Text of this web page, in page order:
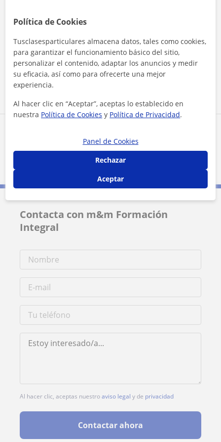
L Leyre Amichis
la mejor. Atención personalizada con apoyo tanto
educativo como psicológico. Ayuda a la mejora de
resultados académicos y a la maduración
personal.
Ver más
Profesor verificado
Contacta con m&m Formación
Integral
Al hacer clic, aceptas nuestroaviso legal y de privacidad
Contactar ahora
Política de Cookies
Tusclasesparticulares almacena datos, tales como cookies,
para garantizar el funcionamiento básico del sitio,
personalizar el contenido, adaptar los anuncios y medir
su eficacia, así como para ofrecerte una mejor
experiencia.
Al hacer clic en “Aceptar”, aceptas lo establecido en
nuestra Política de Cookies y Política de Privacidad.
Panel de Cookies
Rechazar
Aceptar